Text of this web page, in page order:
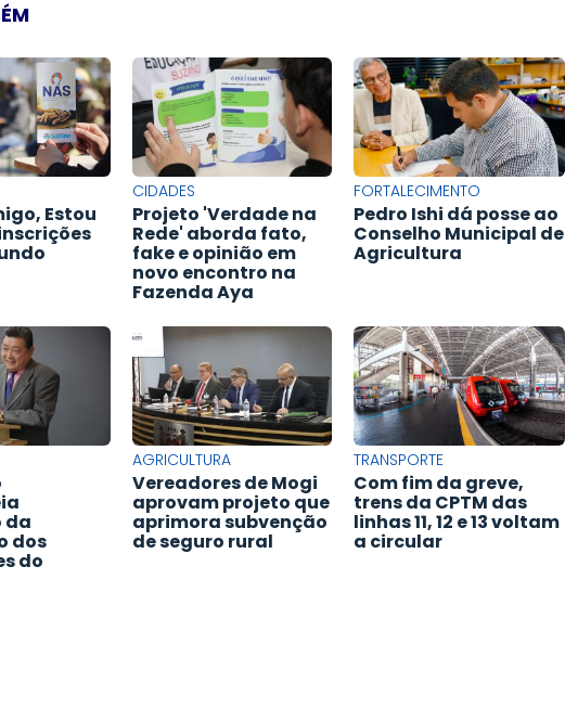
Estou
CIDADES
Projeto 'Verdade na
Rede' aborda fato,
fake e opinião em
novo encontro na
Fazenda Aya
FORTALECIMENTO
Pedro Ishi dá posse ao
Conselho Municipal de
Agricultura
da
dos
do
AGRICULTURA
Vereadores de Mogi
aprovam projeto que
aprimora subvenção
de seguro rural
TRANSPORTE
Com fim da greve,
trens da CPTM das
linhas 11, 12 e 13 voltam
a circular